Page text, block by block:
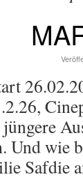
Und wie
Safdie